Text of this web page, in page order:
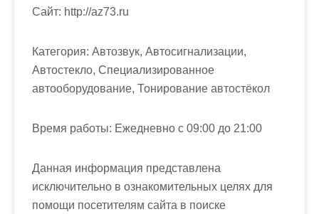
Cайт: http://az73.ru
Категория: Автозвук, Автосигнализации,
Автостекло, Специализированное
автооборудование, Тонирование автостёкол
Время работы: Ежедневно с 09:00 до 21:00
Данная информация представлена
исключительно в ознакомительных целях для
помощи посетителям сайта в поиске